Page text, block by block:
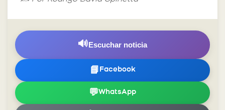
🔊Escuchar noticia
📘 Facebook
💬WhatsApp